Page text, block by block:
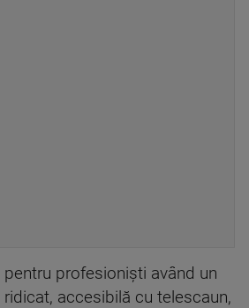
profesioniști având un
accesibilă cu telescaun,